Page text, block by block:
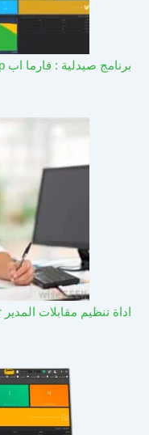
برنامج صيدلية : فارما اب PharmaUp​
اداة تنظيم مقابلات المدير Interview Manager